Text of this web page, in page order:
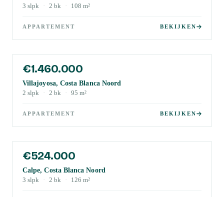
3 slpk · 2 bk · 108 m²
APPARTEMENT BEKIJKEN
€1.460.000
Villajoyosa, Costa Blanca Noord
2 slpk · 2 bk · 95 m²
APPARTEMENT BEKIJKEN
€524.000
Calpe, Costa Blanca Noord
3 slpk · 2 bk · 126 m²